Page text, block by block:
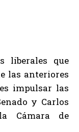
liberales que
las anteriores
impulsar las
y Carlos
Cámara de